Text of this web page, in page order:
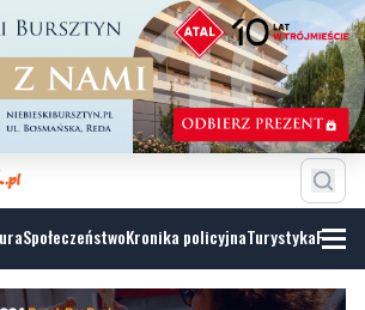
SpołeczeństwoKronika policyjnaTurystyka